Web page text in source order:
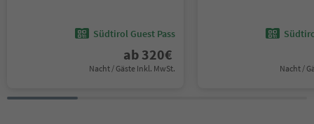
Südtirol Guest Pass
ab 320€
Nacht / Gäste Inkl. MwSt. Nacht /